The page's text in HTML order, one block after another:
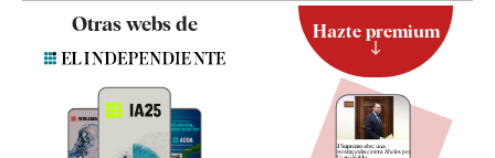
Contacto
Quiénes somos
Otras webs de Hazte premium